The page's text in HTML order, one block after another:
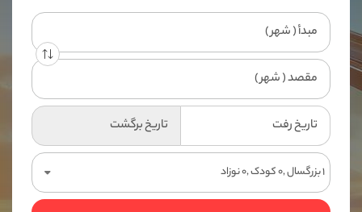
1 بزرگسال ,0 کودک ,0 نوزاد